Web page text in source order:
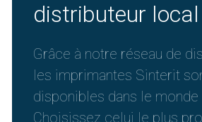
distributeur local
Grâce à notre réseau de
les imprimantes Sinterit
disponibles dans le monde
Choisissez celui le plus